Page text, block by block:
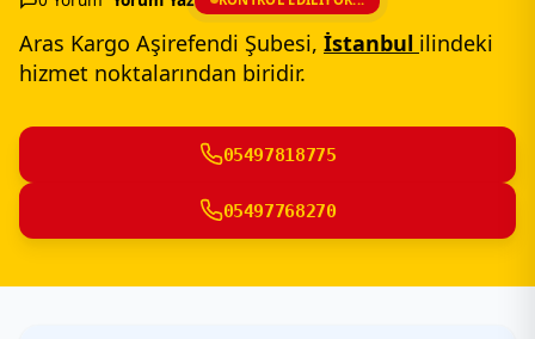
Aras Kargo Aşirefendi Şubesi, İstanbul ilindeki
hizmet noktalarından biridir.
05497818775
05497768270